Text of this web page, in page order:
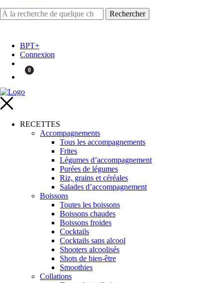
BPT+
Connexion
0
RECETTES
Accompagnements
Tous les accompagnements
Frites
Légumes d’accompagnement
Purées de légumes
Riz, grains et céréales
Salades d’accompagnement
Boissons
Toutes les boissons
Boissons chaudes
Boissons froides
Cocktails
Cocktails sans alcool
Shooters alcoolisés
Shots de bien-être
Smoothies
Collations